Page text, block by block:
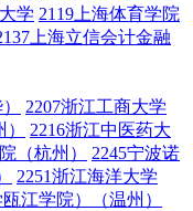
学 2119上海体育学院
上海立信会计金融
2207浙江工商大学
2216浙江中医药大
（杭州）
2245宁波诺
2251浙江海洋大学
江学院）（温州）